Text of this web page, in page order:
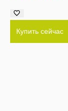
Купить сейчас